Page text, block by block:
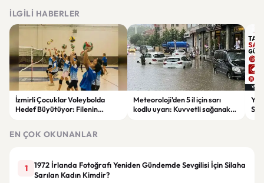
İLGILI HABERLER
İzmirli Çocuklar Voleybolda
Hedef Büyütüyor: Filenin
Meteoroloji'den 5 il için sarı
kodlu uyarı: Kuvvetli sağanak
EN ÇOK OKUNANLAR
1
1972 İrlanda Fotoğrafı Yeniden Gündemde Sevgilisi İçin Silaha
Sarılan Kadın Kimdir?